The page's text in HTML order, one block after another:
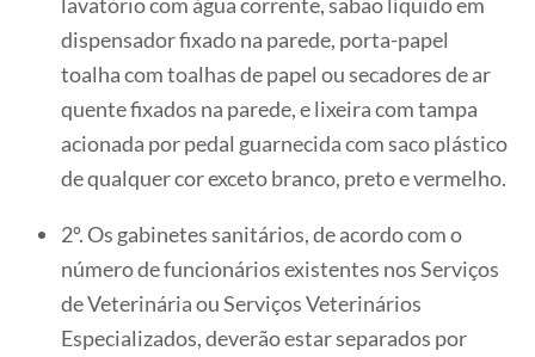
dispensador fixado na parede, porta-papel
toalha com toalhas de papel ou secadores de ar
quente fixados na parede, e lixeira com tampa
acionada por pedal guarnecida com saco plástico
de qualquer cor exceto branco, preto e vermelho.
2º. Os gabinetes sanitários, de acordo com o
número de funcionários existentes nos Serviços
de Veterinária ou Serviços Veterinários
Especializados, deverão estar separados por